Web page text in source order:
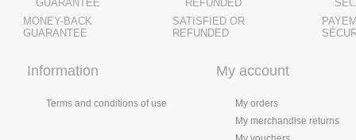
MONEY-BACK
GUARANTEE
SATISFIED OR
REFUNDED
Information
Terms and conditions of use
My account
My orders
My merchandise returns